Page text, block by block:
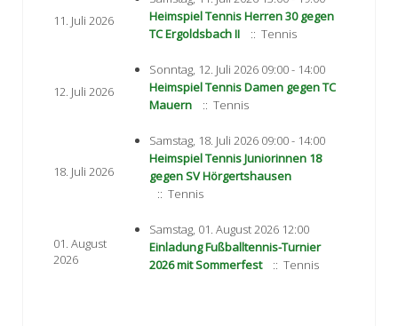
11. Juli 2026
Heimspiel Tennis Herren 30 gegen
TC Ergoldsbach II
:: Tennis
12. Juli 2026
Sonntag, 12. Juli 2026 09:00 - 14:00
Heimspiel Tennis Damen gegen TC
Mauern
:: Tennis
18. Juli 2026
Samstag, 18. Juli 2026 09:00 - 14:00
Heimspiel Tennis Juniorinnen 18
gegen SV Hörgertshausen
:: Tennis
01. August
2026
Samstag, 01. August 2026 12:00
Einladung Fußballtennis-Turnier
2026 mit Sommerfest
:: Tennis